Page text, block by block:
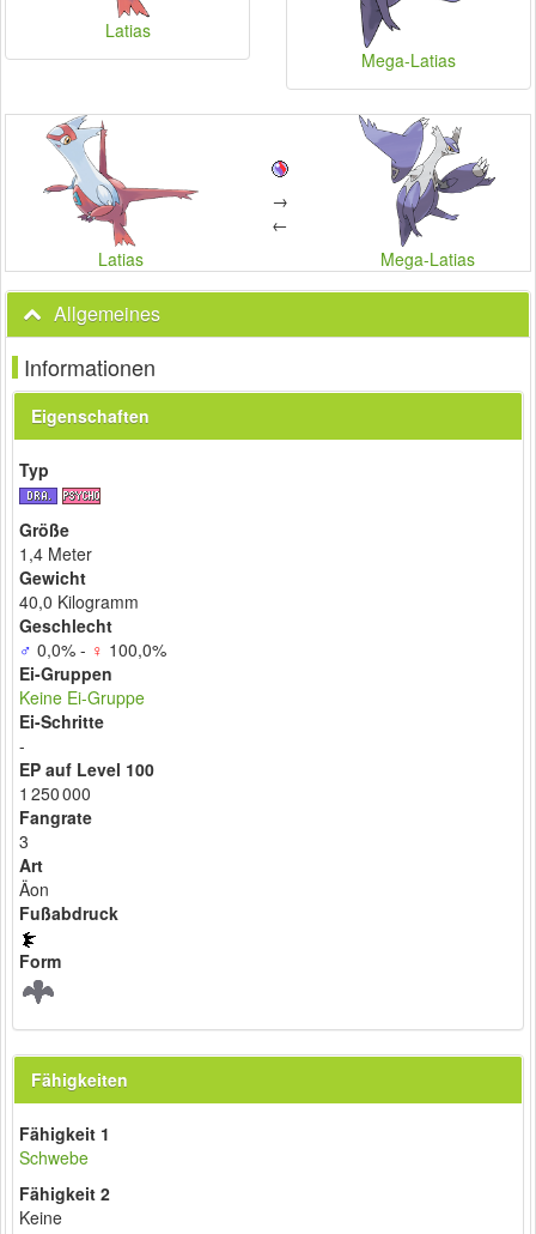
Latias
Mega-Latias
Latias
→
←
Mega-Latias
Allgemeines
Informationen
Eigenschaften
Typ
Größe
1,4 Meter
Gewicht
40,0 Kilogramm
Geschlecht
♂ 0,0% - ♀ 100,0%
Ei-Gruppen
Keine Ei-Gruppe
Ei-Schritte
-
EP auf Level 100
1 250 000
Fangrate
3
Art
Äon
Fußabdruck
Form
Fähigkeiten
Fähigkeit 1
Schwebe
Fähigkeit 2
Keine